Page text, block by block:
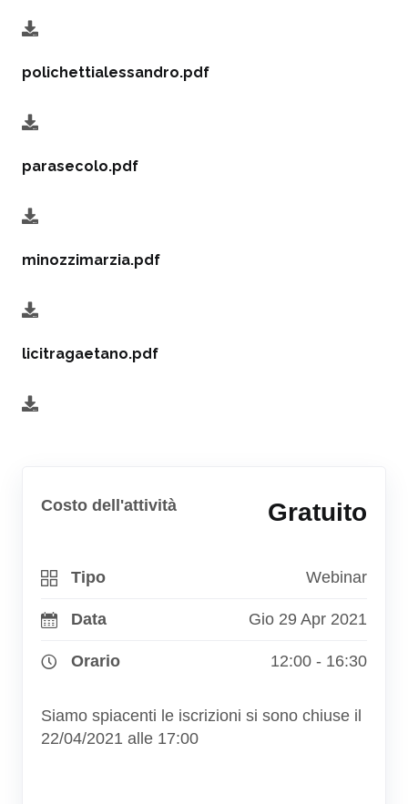
polichettialessandro.pdf
parasecolo.pdf
minozzimarzia.pdf
licitragaetano.pdf
Costo dell'attività Gratuito
Tipo Webinar
Data Gio 29 Apr 2021
Orario 12:00 - 16:30
Siamo spiacenti le iscrizioni si sono chiuse il
22/04/2021 alle 17:00